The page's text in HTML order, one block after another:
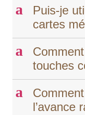
a
Puis-je
cartes
a
touches
a
l’avance